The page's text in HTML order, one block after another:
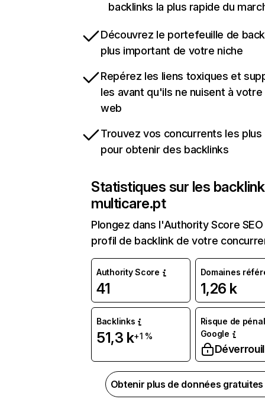
backlinks la plus rapide du
Découvrez le portefeuille de
plus important de votre niche
Repérez les liens toxiques et
les avant qu'ils ne nuisent à
web
Trouvez vos concurrents les
pour obtenir des backlinks
Statistiques sur les
multicare.pt
Plongez dans l'Authority Score
profil de backlink de votre
Authority Score
41
Domaines
1,26 k
Backlinks
51,3 k+1 %
Risque de
Google
Obtenir plus de données